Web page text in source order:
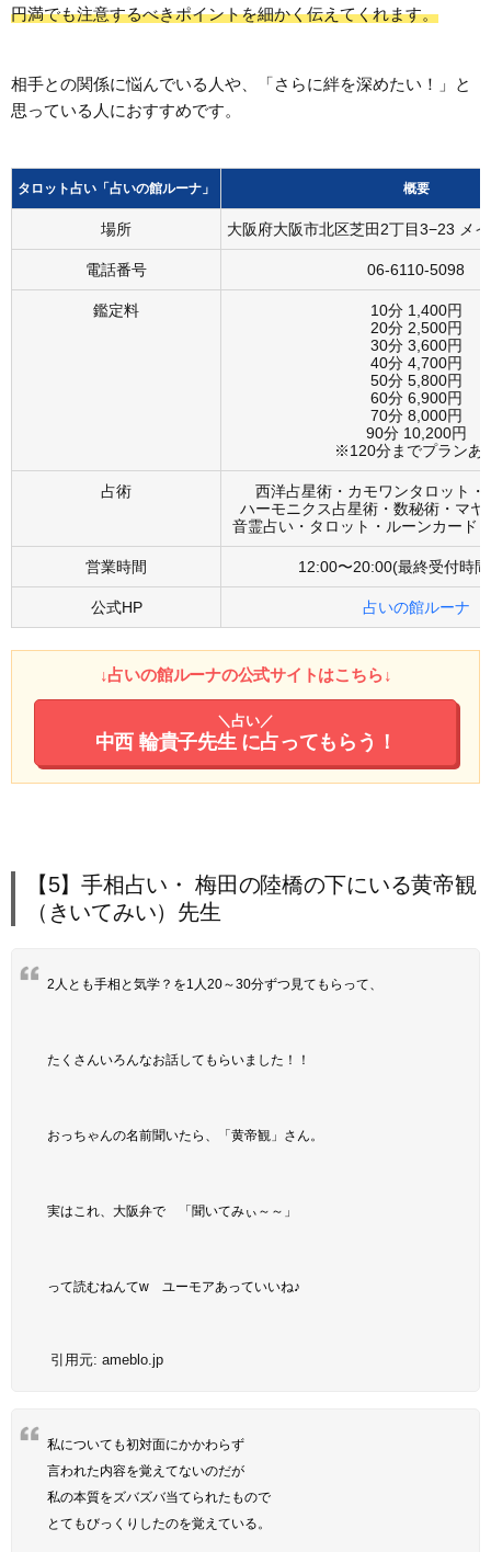
円満でも注意するべきポイントを細かく伝えてくれます。
相手との関係に悩んでいる人や、「さらに絆を深めたい！」と
思っている人におすすめです。
タロット占い「占いの館ルーナ」 概要
場所 大阪府大阪市北区芝田2丁目3−23 メ
電話番号 06-6110-5098
鑑定料
10分 1,400円
20分 2,500円
30分 3,600円
40分 4,700円
50分 5,800円
60分 6,900円
70分 8,000円
90分 10,200円
※120分までプランあ
占術
西洋占星術・カモワンタロット・
ハーモニクス占星術・数秘術・マヤ
音霊占い・タロット・ルーンカード
営業時間 12:00〜20:00(最終受付時
公式HP 占いの館ルーナ
↓占いの館ルーナの公式サイトはこちら↓
＼占い／
中西 輪貴子先生 に占ってもらう！
【5】手相占い・ 梅田の陸橋の下にいる黄帝観
（きいてみい）先生
2人とも手相と気学？を1人20～30分ずつ見てもらって、
たくさんいろんなお話してもらいました！！
おっちゃんの名前聞いたら、「黄帝観」さん。
実はこれ、大阪弁で 「聞いてみぃ～～」
って読むねんてw ユーモアあっていいね♪
引用元: ameblo.jp
私についても初対面にかかわらず
言われた内容を覚えてないのだが
私の本質をズバズバ当てられたもので
とてもびっくりしたのを覚えている。